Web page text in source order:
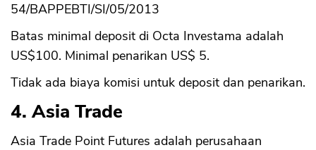
54/BAPPEBTI/SI/05/2013
Batas minimal deposit di Octa Investama adalah
US$100. Minimal penarikan US$ 5.
Tidak ada biaya komisi untuk deposit dan penarikan.
4. Asia Trade
Asia Trade Point Futures adalah perusahaan